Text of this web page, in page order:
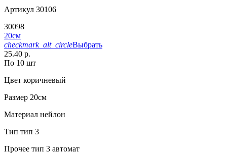
Артикул 30106
30098
20см
checkmark_alt_circleВыбрать
25.40 р.
По 10 шт
Цвет коричневый
Размер 20см
Материал нейлон
Тип тип 3
Прочее тип 3 автомат